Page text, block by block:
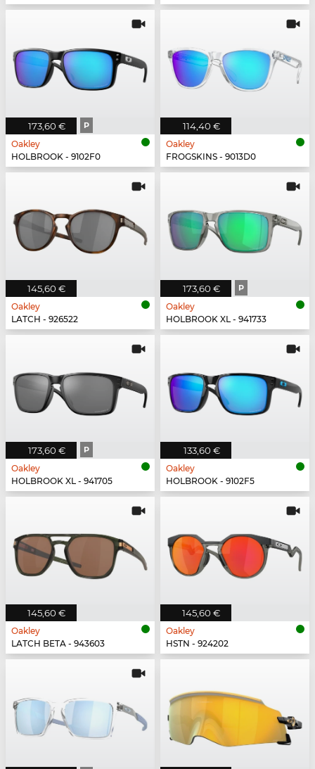
173,60 € P
Oakley
HOLBROOK - 9102F0
114,40 €
Oakley
FROGSKINS - 9013D0
145,60 €
Oakley
LATCH - 926522
173,60 € P
Oakley
HOLBROOK XL - 941733
173,60 € P
Oakley
HOLBROOK XL - 941705
133,60 €
Oakley
HOLBROOK - 9102F5
145,60 €
Oakley
LATCH BETA - 943603
145,60 €
Oakley
HSTN - 924202